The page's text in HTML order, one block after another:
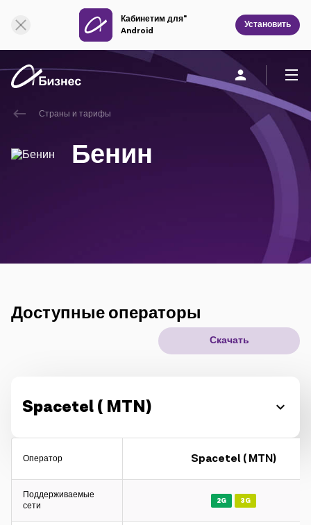
Кабинетим для"
Android
Установить
О компании
IoT решения
Страны и тарифы
Бенин
Доступные операторы
Скачать
Spacetel ( MTN)
Оператор
Поддерживаемые
сети
Spacetel ( MTN)
2G 3G
Онлайн поддержка